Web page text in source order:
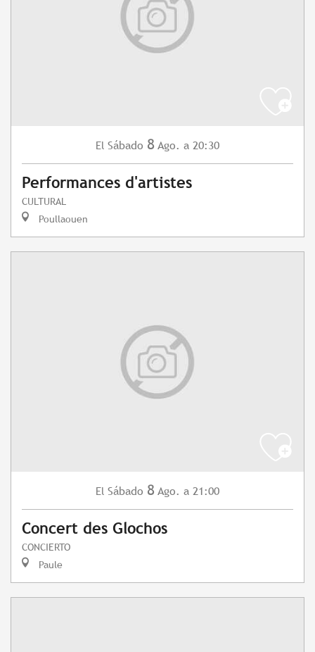
El Sábado 8 Ago. a 20:30
Performances d'artistes
CULTURAL
Poullaouen
El Sábado 8 Ago. a 21:00
Concert des Glochos
CONCIERTO
Paule